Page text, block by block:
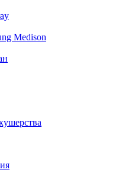
Medison